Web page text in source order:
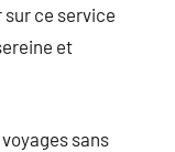
ce service
et
sans